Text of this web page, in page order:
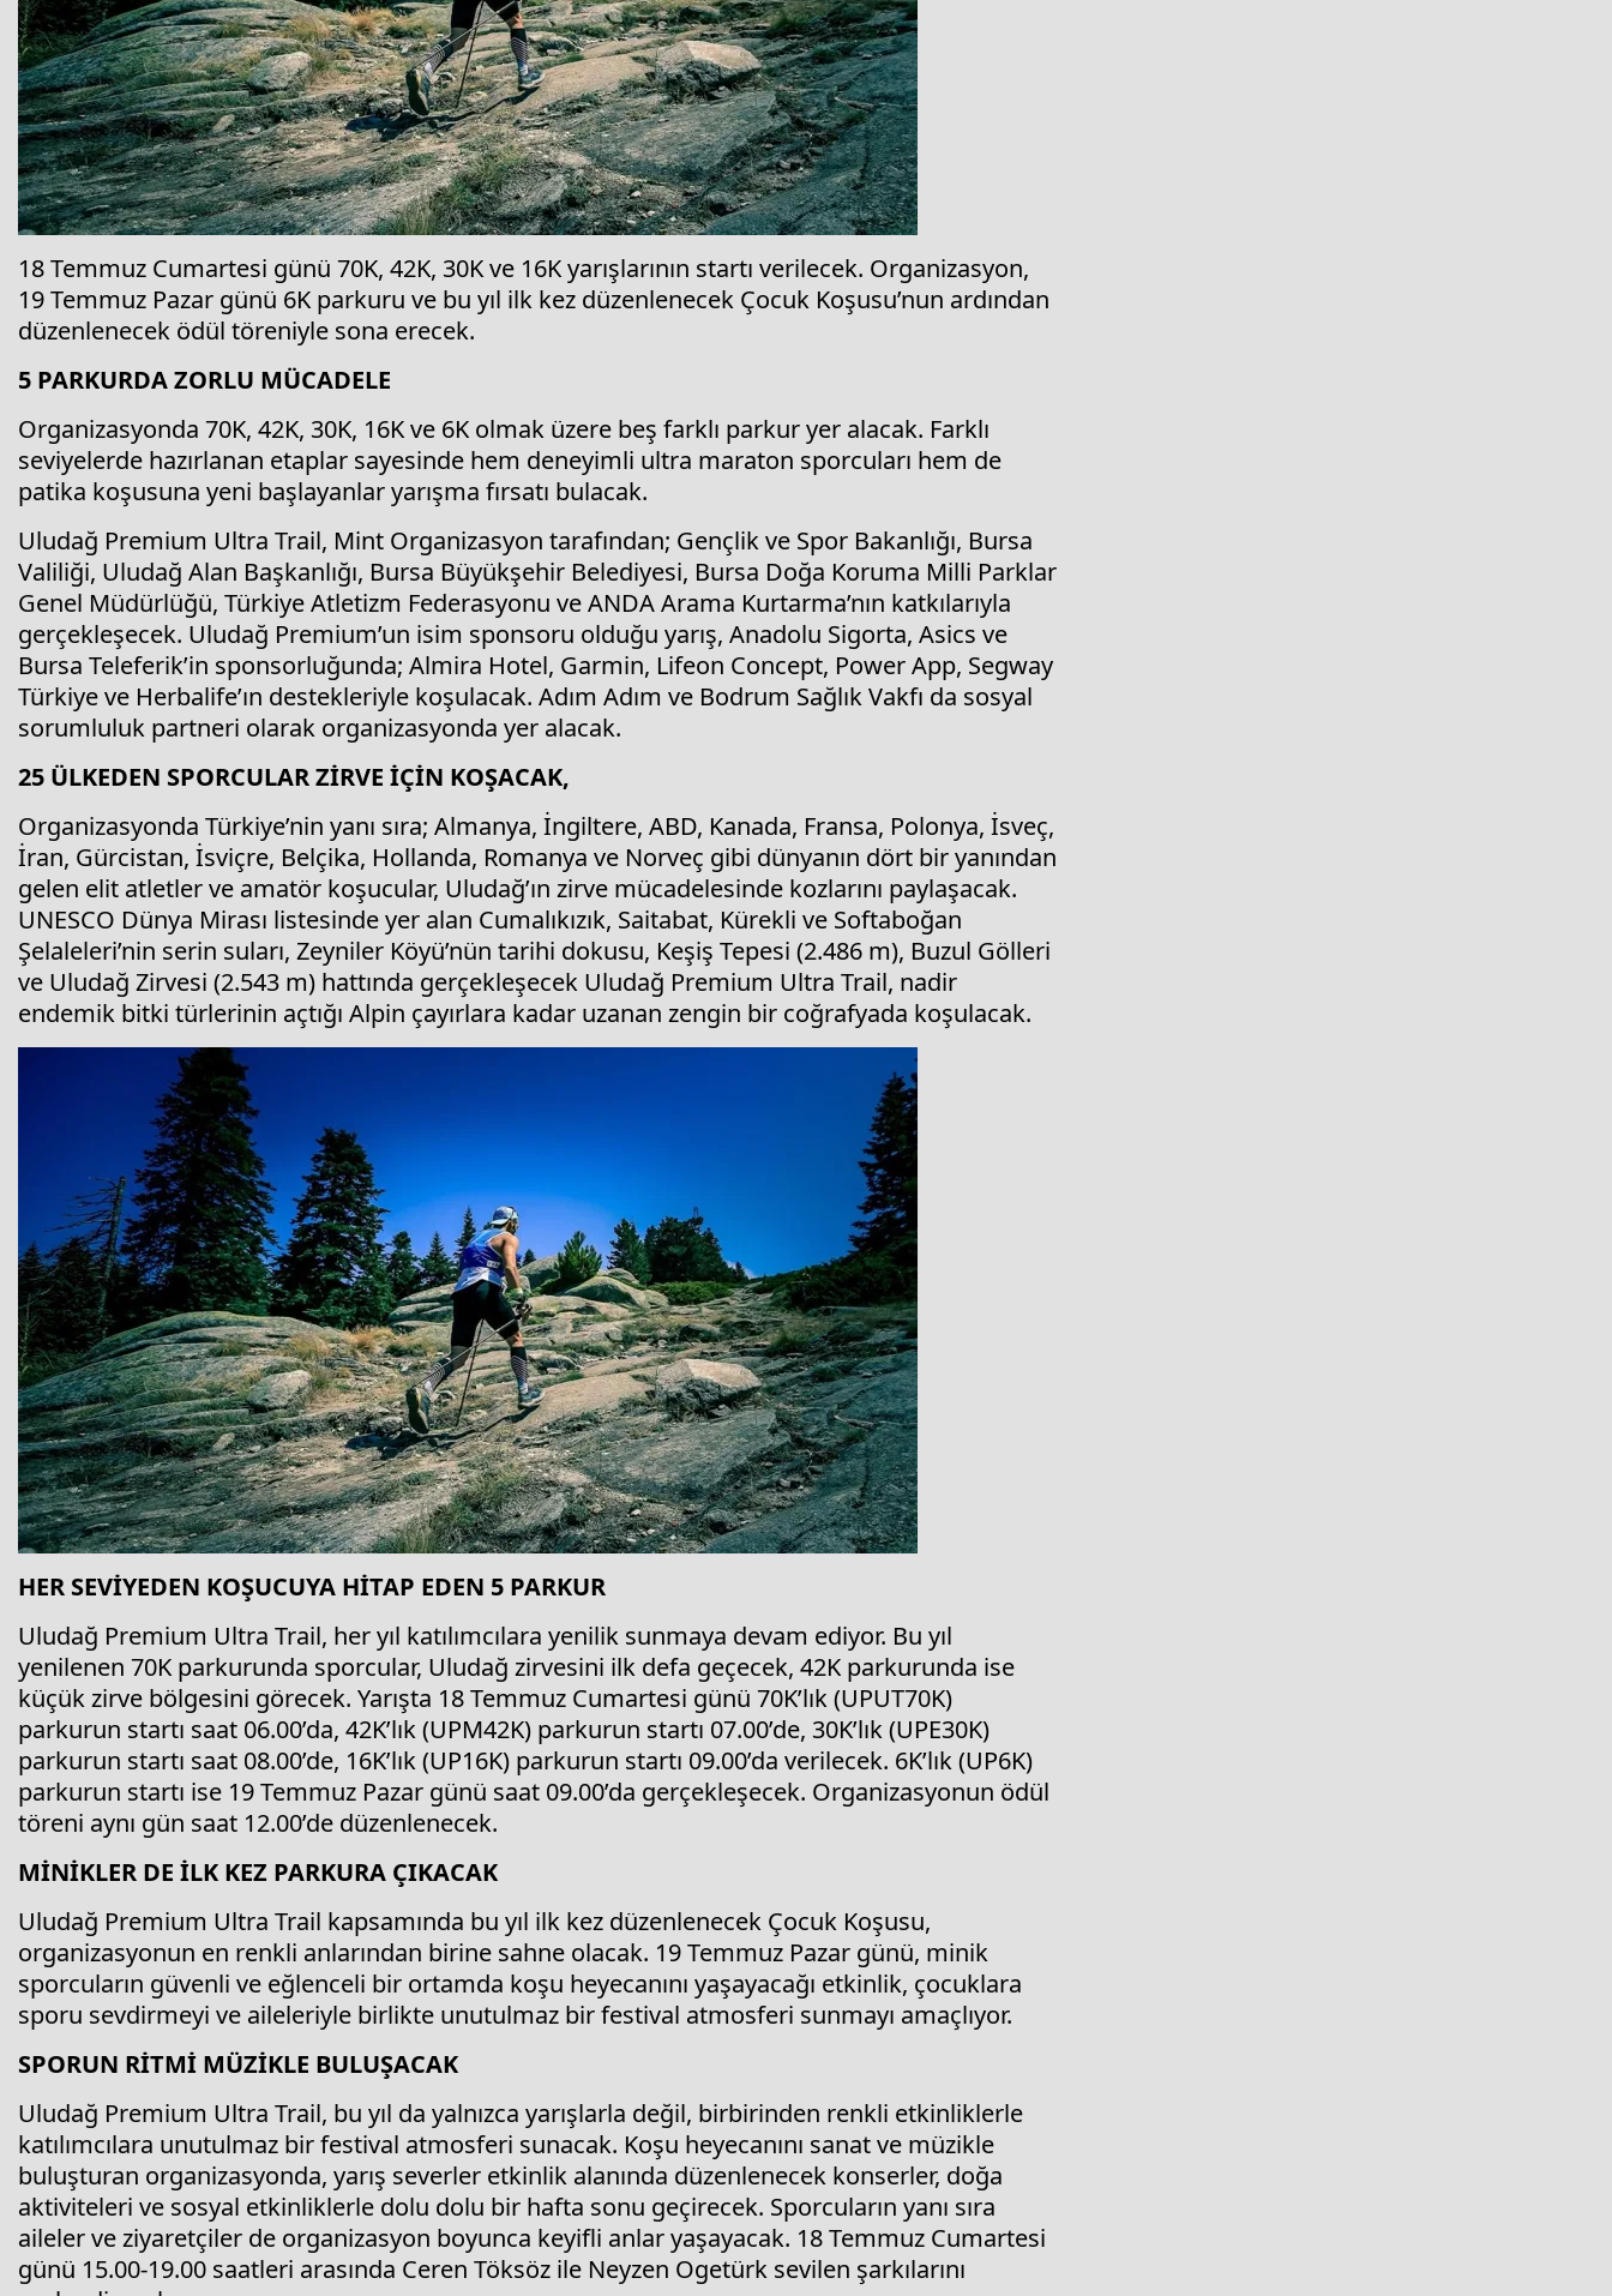
18 Temmuz Cumartesi günü 70K, 42K, 30K ve 16K yarışlarının startı verilecek. Organizasyon,
19 Temmuz Pazar günü 6K parkuru ve bu yıl ilk kez düzenlenecek Çocuk Koşusu’nun ardından
düzenlenecek ödül töreniyle sona erecek.
5 PARKURDA ZORLU MÜCADELE
Organizasyonda 70K, 42K, 30K, 16K ve 6K olmak üzere beş farklı parkur yer alacak. Farklı
seviyelerde hazırlanan etaplar sayesinde hem deneyimli ultra maraton sporcuları hem de
patika koşusuna yeni başlayanlar yarışma fırsatı bulacak.
Uludağ Premium Ultra Trail, Mint Organizasyon tarafından; Gençlik ve Spor Bakanlığı, Bursa
Valiliği, Uludağ Alan Başkanlığı, Bursa Büyükşehir Belediyesi, Bursa Doğa Koruma Milli Parklar
Genel Müdürlüğü, Türkiye Atletizm Federasyonu ve ANDA Arama Kurtarma’nın katkılarıyla
gerçekleşecek. Uludağ Premium’un isim sponsoru olduğu yarış, Anadolu Sigorta, Asics ve
Bursa Teleferik’in sponsorluğunda; Almira Hotel, Garmin, Lifeon Concept, Power App, Segway
Türkiye ve Herbalife’ın destekleriyle koşulacak. Adım Adım ve Bodrum Sağlık Vakfı da sosyal
sorumluluk partneri olarak organizasyonda yer alacak.
25 ÜLKEDEN SPORCULAR ZİRVE İÇİN KOŞACAK,
Organizasyonda Türkiye’nin yanı sıra; Almanya, İngiltere, ABD, Kanada, Fransa, Polonya, İsveç,
İran, Gürcistan, İsviçre, Belçika, Hollanda, Romanya ve Norveç gibi dünyanın dört bir yanından
gelen elit atletler ve amatör koşucular, Uludağ’ın zirve mücadelesinde kozlarını paylaşacak.
UNESCO Dünya Mirası listesinde yer alan Cumalıkızık, Saitabat, Kürekli ve Softaboğan
Şelaleleri’nin serin suları, Zeyniler Köyü’nün tarihi dokusu, Keşiş Tepesi (2.486 m), Buzul Gölleri
ve Uludağ Zirvesi (2.543 m) hattında gerçekleşecek Uludağ Premium Ultra Trail, nadir
endemik bitki türlerinin açtığı Alpin çayırlara kadar uzanan zengin bir coğrafyada koşulacak.
HER SEVİYEDEN KOŞUCUYA HİTAP EDEN 5 PARKUR
Uludağ Premium Ultra Trail, her yıl katılımcılara yenilik sunmaya devam ediyor. Bu yıl
yenilenen 70K parkurunda sporcular, Uludağ zirvesini ilk defa geçecek, 42K parkurunda ise
küçük zirve bölgesini görecek. Yarışta 18 Temmuz Cumartesi günü 70K’lık (UPUT70K)
parkurun startı saat 06.00’da, 42K’lık (UPM42K) parkurun startı 07.00’de, 30K’lık (UPE30K)
parkurun startı saat 08.00’de, 16K’lık (UP16K) parkurun startı 09.00’da verilecek. 6K’lık (UP6K)
parkurun startı ise 19 Temmuz Pazar günü saat 09.00’da gerçekleşecek. Organizasyonun ödül
töreni aynı gün saat 12.00’de düzenlenecek.
MİNİKLER DE İLK KEZ PARKURA ÇIKACAK
Uludağ Premium Ultra Trail kapsamında bu yıl ilk kez düzenlenecek Çocuk Koşusu,
organizasyonun en renkli anlarından birine sahne olacak. 19 Temmuz Pazar günü, minik
sporcuların güvenli ve eğlenceli bir ortamda koşu heyecanını yaşayacağı etkinlik, çocuklara
sporu sevdirmeyi ve aileleriyle birlikte unutulmaz bir festival atmosferi sunmayı amaçlıyor.
SPORUN RİTMİ MÜZİKLE BULUŞACAK
Uludağ Premium Ultra Trail, bu yıl da yalnızca yarışlarla değil, birbirinden renkli etkinliklerle
katılımcılara unutulmaz bir festival atmosferi sunacak. Koşu heyecanını sanat ve müzikle
buluşturan organizasyonda, yarış severler etkinlik alanında düzenlenecek konserler, doğa
aktiviteleri ve sosyal etkinliklerle dolu dolu bir hafta sonu geçirecek. Sporcuların yanı sıra
aileler ve ziyaretçiler de organizasyon boyunca keyifli anlar yaşayacak. 18 Temmuz Cumartesi
günü 15.00-19.00 saatleri arasında Ceren Töksöz ile Neyzen Ogetürk sevilen şarkılarını